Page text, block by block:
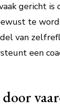
gericht is
te
van
een